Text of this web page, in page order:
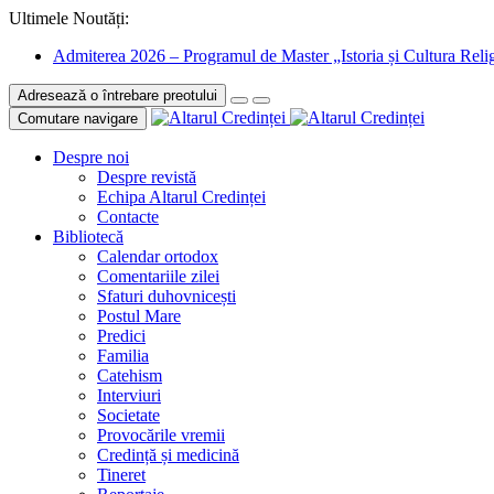
Ultimele Noutăți:
Admiterea 2026 – Programul de Master „Istoria și Cultura
Adresează o întrebare preotului
Comutare navigare
Despre noi
Despre revistă
Echipa Altarul Credinței
Contacte
Bibliotecă
Calendar ortodox
Comentariile zilei
Sfaturi duhovnicești
Postul Mare
Predici
Familia
Catehism
Interviuri
Societate
Provocările vremii
Credință și medicină
Tineret